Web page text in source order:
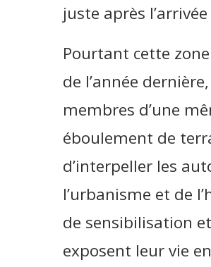
juste après
Pourtant cette
de l’année
membres d’une
éboulement de
d’interpeller les
l’urbanisme et de
de sensibilisation
exposent leur vie